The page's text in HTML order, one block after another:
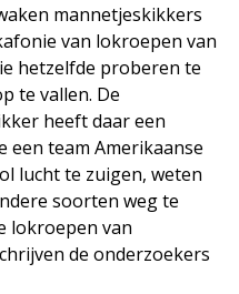
mannetjeskikkers
van lokroepen van
hetzelfde proberen te
te vallen. De
heeft daar een
een team Amerikaanse
lucht te zuigen, weten
soorten weg te
lokroepen van
de onderzoekers